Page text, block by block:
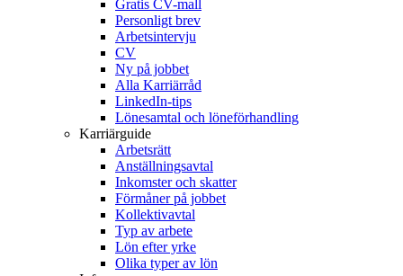
Gratis CV-mall
Personligt brev
Arbetsintervju
CV
Ny på jobbet
Alla Karriärråd
LinkedIn-tips
Lönesamtal och löneförhandling
Karriärguide
Arbetsrätt
Anställningsavtal
Inkomster och skatter
Förmåner på jobbet
Kollektivavtal
Typ av arbete
Lön efter yrke
Olika typer av lön